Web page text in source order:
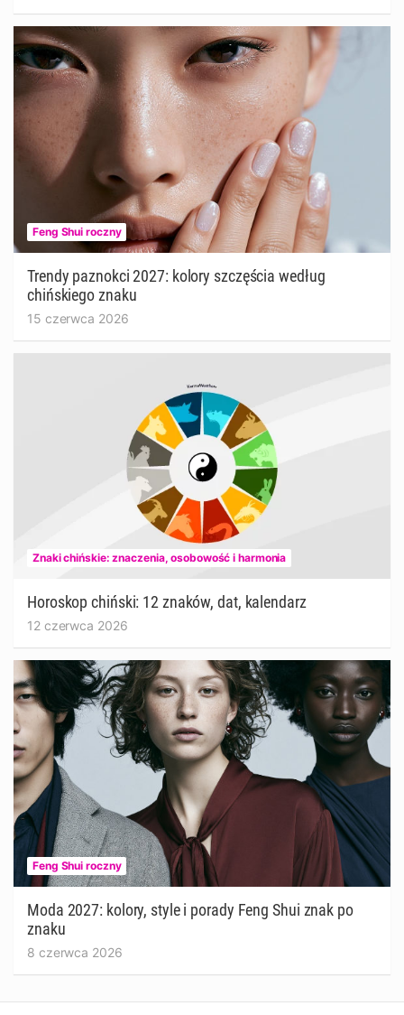
Feng Shui roczny
Trendy paznokci 2027: kolory szczęścia według
chińskiego znaku
15 czerwca 2026
Znaki chińskie: znaczenia, osobowość i harmonia
Horoskop chiński: 12 znaków, dat, kalendarz
12 czerwca 2026
Feng Shui roczny
Moda 2027: kolory, style i porady Feng Shui znak po
znaku
8 czerwca 2026